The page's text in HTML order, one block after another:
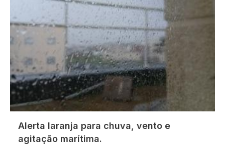
Alerta laranja para chuva, vento e
agitação marítima.